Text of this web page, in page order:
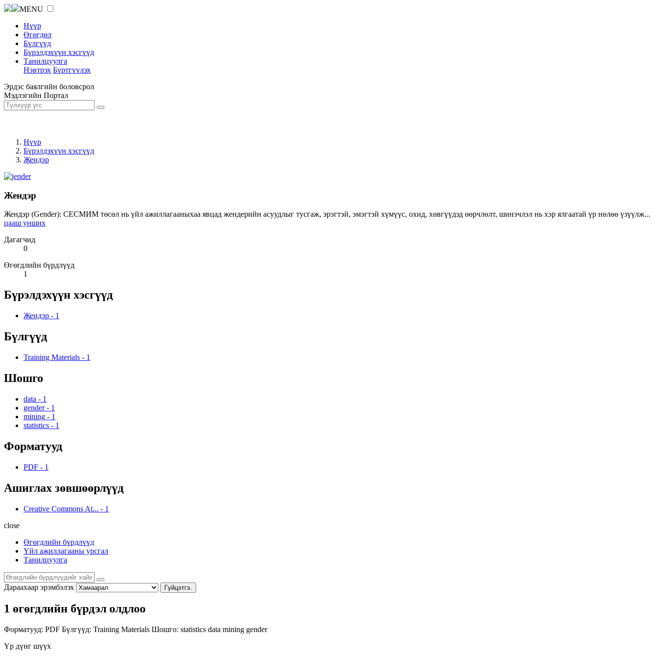
MENU
Нүүр
Өгөгдөл
Бүлгүүд
Бүрэлдэхүүн хэсгүүд
Танилцуулга
Нэвтрэх Бүртгүүлэх
Эрдэс баялгийн боловсрол
Мэдлэгийн Портал
Нүүр
Бүрэлдэхүүн хэсгүүд
Жендэр
Жендэр
Жендэр (Gender): СЕСМИМ төсөл нь үйл ажиллагааныхаа явцад жендерийн асуудлыг тусгаж, эрэгтэй, эмэгтэй хүмүүс, охид, хөвгүүдэд өөрчлөлт, шинэчлэл нь хэр ялгаатай үр нөлөө үзүүлж...
цааш унших
Дагагчид
0
Өгөгдлийн бүрдлүүд
1
Бүрэлдэхүүн хэсгүүд
Жендэр - 1
Бүлгүүд
Training Materials - 1
Шошго
data - 1
gender - 1
mining - 1
statistics - 1
Форматууд
PDF - 1
Ашиглах зөвшөөрлүүд
Creative Commons At... - 1
close
Өгөгдлийн бүрдлүүд
Үйл ажиллагааны урсгал
Танилцуулга
Дараахаар эрэмбэлэх Гүйцэтгэ.
1 өгөгдлийн бүрдэл олдлоо
Форматууд: PDF Бүлгүүд: Training Materials Шошго: statistics data mining gender
Үр дүнг шүүх